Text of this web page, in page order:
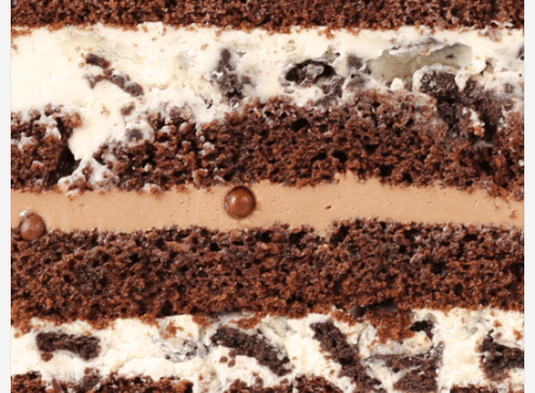
Biscuiți personalizați
Plăcinte
Amami - Zero Zahǎr
Torturi
Prăjituri
Bomboane